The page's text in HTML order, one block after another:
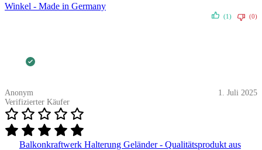
Winkel - Made in Germany
(1) (0)
Anonym
Verifizierter Käufer
1. Juli 2025
Balkonkraftwerk Halterung Geländer - Qualitätsprodukt aus